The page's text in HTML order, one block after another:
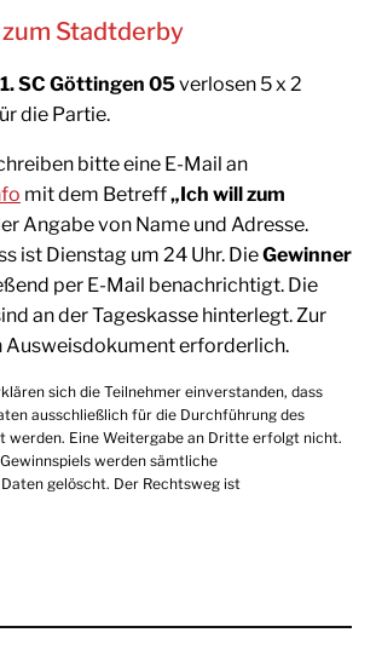
Stadtderby
1. SC Göttingen 05verlosen 5 x 2
die Partie.
bitte eine E-Mail an
mit dem Betreff„Ich will zum
Angabe von Name und Adresse.
ist Dienstag um 24 Uhr. DieGewinner
per E-Mail benachrichtigt. Die
an der Tageskasse hinterlegt. Zur
Ausweisdokument erforderlich.
sich die Teilnehmer einverstanden, dass
ausschließlich für die Durchführung des
werden. Eine Weitergabe an Dritte erfolgt nicht.
werden sämtliche
gelöscht. Der Rechtsweg ist